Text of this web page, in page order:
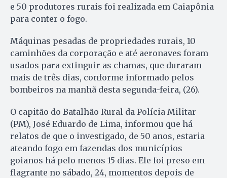
e 50 produtores rurais foi realizada em Caiapônia
para conter o fogo.
Máquinas pesadas de propriedades rurais, 10
caminhões da corporação e até aeronaves foram
usados para extinguir as chamas, que duraram
mais de três dias, conforme informado pelos
bombeiros na manhã desta segunda-feira, (26).
O capitão do Batalhão Rural da Polícia Militar
(PM), José Eduardo de Lima, informou que há
relatos de que o investigado, de 50 anos, estaria
ateando fogo em fazendas dos municípios
goianos há pelo menos 15 dias. Ele foi preso em
flagrante no sábado, 24, momentos depois de